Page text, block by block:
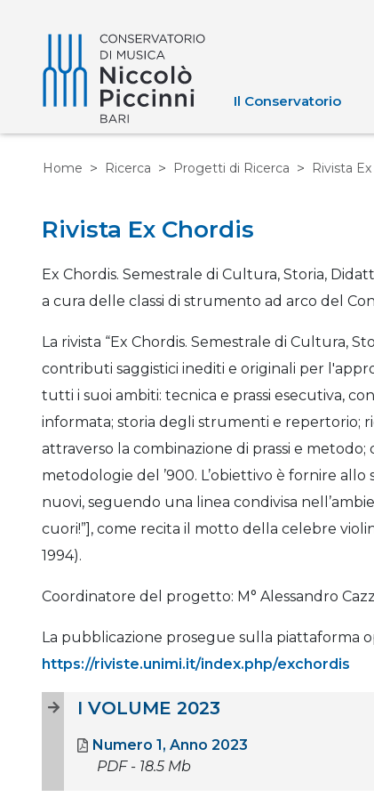
Il Conservatorio
Home Ricerca Progetti di Ricerca Rivista
Rivista Ex Chordis
Ex Chordis. Semestrale di Cultura, Storia,
a cura delle classi di strumento ad arco del
La rivista “Ex Chordis. Semestrale di Cultura,
contributi saggistici inediti e originali per
tutti i suoi ambiti: tecnica e prassi esecutiva,
informata; storia degli strumenti e repertorio;
attraverso la combinazione di prassi e
metodologie del ’900. L’obiettivo è fornire
nuovi, seguendo una linea condivisa
cuori!”], come recita il motto della celebre
1994).
Coordinatore del progetto: M° Alessandro
La pubblicazione prosegue sulla piattaforma
https://riviste.unimi.it/index.php/exchordis
I VOLUME 2023
Numero 1, Anno 2023
PDF - 18.5 Mb